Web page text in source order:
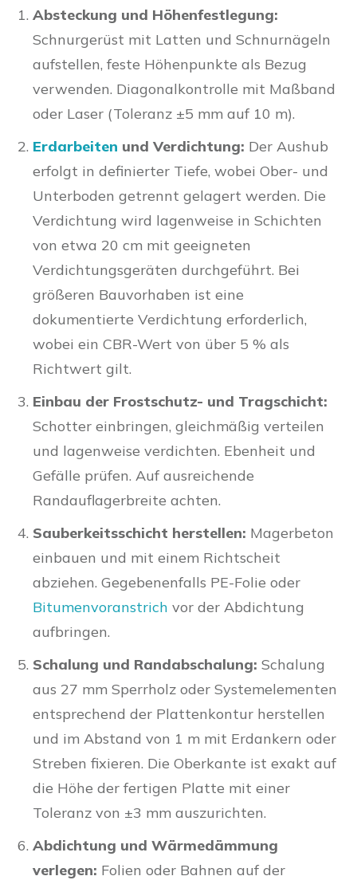
Absteckung und Höhenfestlegung:
Schnurgerüst mit Latten und Schnurnägeln
aufstellen, feste Höhenpunkte als Bezug
verwenden. Diagonalkontrolle mit Maßband
oder Laser (Toleranz ±5 mm auf 10 m).
Erdarbeiten und Verdichtung: Der Aushub
erfolgt in definierter Tiefe, wobei Ober- und
Unterboden getrennt gelagert werden. Die
Verdichtung wird lagenweise in Schichten
von etwa 20 cm mit geeigneten
Verdichtungsgeräten durchgeführt. Bei
größeren Bauvorhaben ist eine
dokumentierte Verdichtung erforderlich,
wobei ein CBR-Wert von über 5 % als
Richtwert gilt.
Einbau der Frostschutz- und Tragschicht:
Schotter einbringen, gleichmäßig verteilen
und lagenweise verdichten. Ebenheit und
Gefälle prüfen. Auf ausreichende
Randauflagerbreite achten.
Sauberkeitsschicht herstellen: Magerbeton
einbauen und mit einem Richtscheit
abziehen. Gegebenenfalls PE-Folie oder
Bitumenvoranstrich vor der Abdichtung
aufbringen.
Schalung und Randabschalung: Schalung
aus 27 mm Sperrholz oder Systemelementen
entsprechend der Plattenkontur herstellen
und im Abstand von 1 m mit Erdankern oder
Streben fixieren. Die Oberkante ist exakt auf
die Höhe der fertigen Platte mit einer
Toleranz von ±3 mm auszurichten.
Abdichtung und Wärmedämmung
verlegen: Folien oder Bahnen auf der